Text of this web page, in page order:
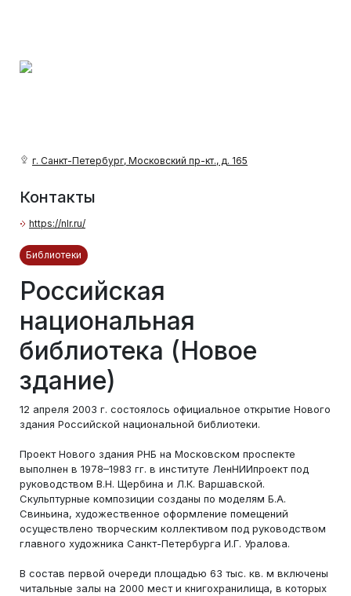
г. Санкт-Петербург, Московский пр-кт., д. 165
Контакты
https://nlr.ru/
Библиотеки
Российская
национальная
библиотека (Новое
здание)
12 апреля 2003 г. состоялось официальное открытие Нового
здания Российской национальной библиотеки.
Проект Нового здания РНБ на Московском проспекте
выполнен в 1978–1983 гг. в институте ЛенНИИпроект под
руководством В.Н. Щербина и Л.К. Варшавской.
Скульптурные композиции созданы по моделям Б.А.
Свиньина, художественное оформление помещений
осуществлено творческим коллективом под руководством
главного художника Санкт-Петербурга И.Г. Уралова.
В состав первой очереди площадью 63 тыс. кв. м включены
читальные залы на 2000 мест и книгохранилища, в которых